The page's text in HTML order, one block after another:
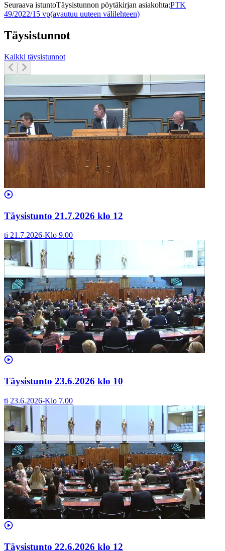
Seuraava istuntoTäysistunnon pöytäkirjan asiakohta:PTK
49/2022/15 vp(avautuu uuteen välilehteen)
Täysistunnot
Kaikki täysistunnot
Täysistunto 21.7.2026 klo 12
ti 21.7.2026-Klo 9.00
Täysistunto 23.6.2026 klo 10
ti 23.6.2026-Klo 7.00
Täysistunto 22.6.2026 klo 12